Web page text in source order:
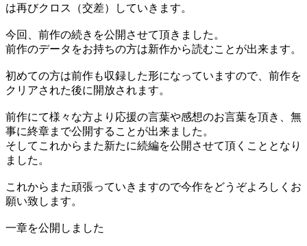
は再びクロス（交差）していきます。
今回、前作の続きを公開させて頂きました。
前作のデータをお持ちの方は新作から読むことが出来ます。
初めての方は前作も収録した形になっていますので、前作を
クリアされた後に開放されます。
前作にて様々な方より応援の言葉や感想のお言葉を頂き、無
事に終章まで公開することが出来ました。
そしてこれからまた新たに続編を公開させて頂くこととなり
ました。
これからまた頑張っていきますので今作をどうぞよろしくお
願い致します。
一章を公開しました